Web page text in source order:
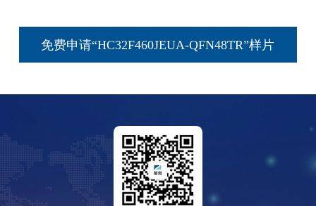
免费申请“HC32F460JEUA-QFN48TR”样片